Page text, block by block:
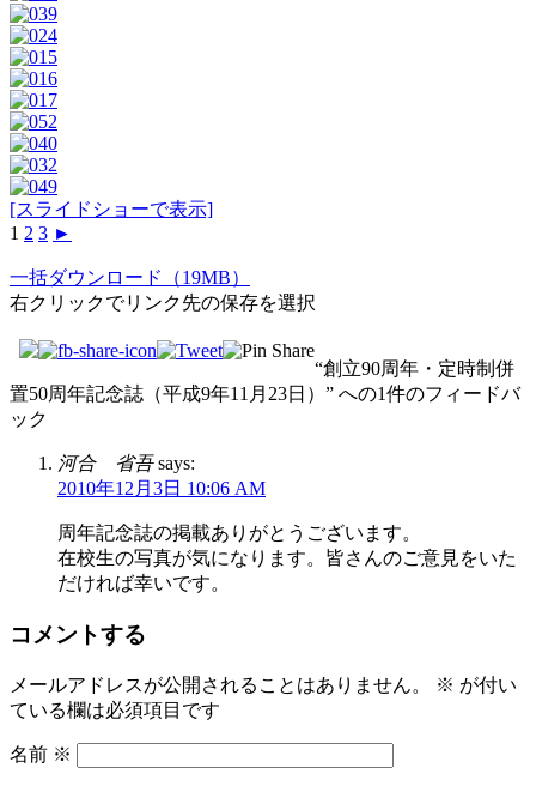
[スライドショーで表示]
1 2 3 ►
一括ダウンロード（19MB）
右クリックでリンク先の保存を選択
“創立90周年・定時制併
置50周年記念誌（平成9年11月23日）” への1件のフィードバ
ック
河合 省吾 says:
2010年12月3日 10:06 AM
周年記念誌の掲載ありがとうございます。
在校生の写真が気になります。皆さんのご意見をいた
だければ幸いです。
コメントする
メールアドレスが公開されることはありません。 ※ が付い
ている欄は必須項目です
名前 ※